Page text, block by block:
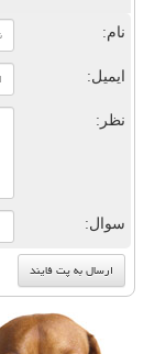
نام:
ایمیل:
نظر:
سوال: